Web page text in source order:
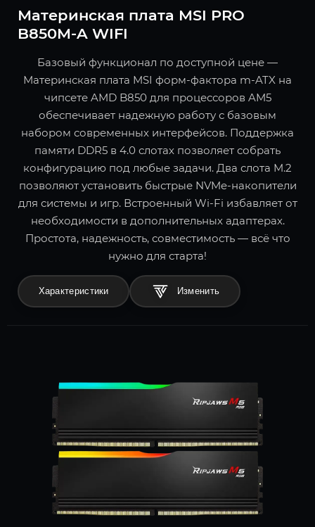
Материнская плата MSI PRO
B850M-A WIFI
Базовый функционал по доступной цене —
Материнская плата MSI форм-фактора m-ATX на
чипсете AMD B850 для процессоров AM5
обеспечивает надежную работу с базовым
набором современных интерфейсов. Поддержка
памяти DDR5 в 4.0 слотах позволяет собрать
конфигурацию под любые задачи. Два слота M.2
позволяют установить быстрые NVMe-накопители
для системы и игр. Встроенный Wi-Fi избавляет от
необходимости в дополнительных адаптерах.
Простота, надежность, совместимость — всё что
нужно для старта!
Характеристики